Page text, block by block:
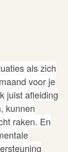
als zich
voor je
juist afleiding
kunnen
raken. En